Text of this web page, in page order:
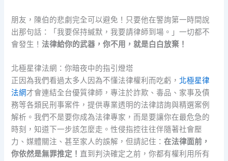
朋友，陳伯的悲劇完全可以避免！只要他在警詢第一時間說
出那句話：「我要保持緘默，我要請律師到場。」一切都不
會發生！法律給你的武器，你不用，就是白白放棄！
北極星律法網：你暗夜中的指引燈塔
正因為我們看過太多人因為不懂法律權利而吃虧， 北極星律
法網才會連結全台優質律師，專注於詐欺、毒品、家事及債
務等各類民刑事案件，提供專業透明的法律諮詢與精選案例
解析。我們不是要你成為法律專家，而是要讓你在最危急的
時刻，知道下一步該怎麼走。性侵指控往往伴隨著社會壓
力、媒體關注、甚至家人的誤解，但請記住：在法律面前，
你依然是無罪推定！ 直到判決確定之前，你都有權利用所有